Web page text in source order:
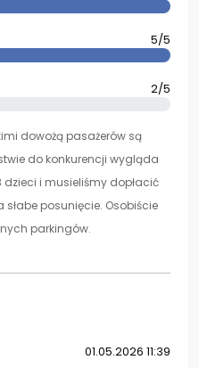
5/5
2/5
dowożą pasażerów są
do konkurencji wygląda
dzieci i musieliśmy dopłacić
słabe posunięcie. Osobiście
parkingów.
01.05.2026 11:39